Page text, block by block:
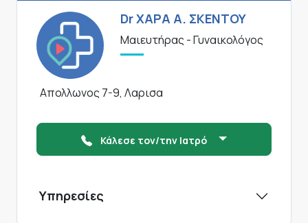
Dr ΧΑΡΑ Α. ΣΚΕΝΤΟΥ
Μαιευτήρας - Γυναικολόγος
Απολλωνος 7-9, Λαρισα
Κάλεσε τον/την Ιατρό
Υπηρεσίες